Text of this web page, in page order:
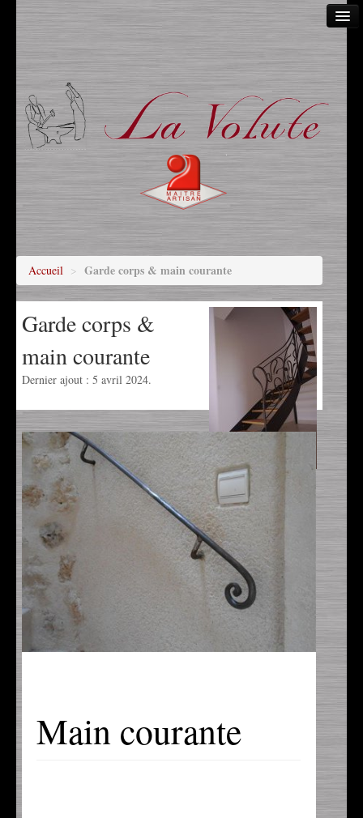
A propos
Article de presse
Autre
Garde corps & main courante
Grilles
Marquise
Menuiserie & verandas
Mobilier
Portail
Accueil > Garde corps & main courante
Garde corps &
main courante
Dernier ajout : 5 avril 2024.
Main courante